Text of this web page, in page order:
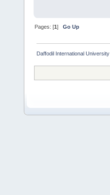
Pages: [1]Go Up
Daffodil International University